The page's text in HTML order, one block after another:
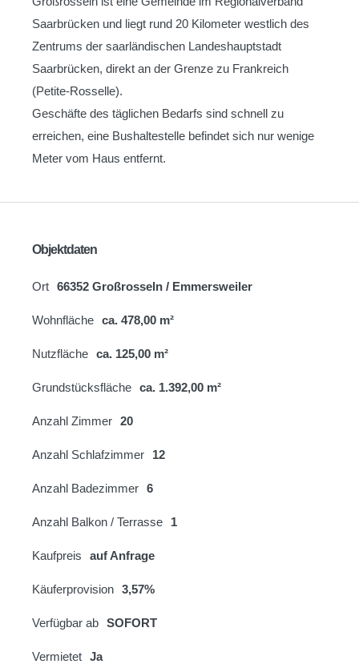
Saarbrücken und liegt rund 20 Kilometer westlich des
Zentrums der saarländischen Landeshauptstadt
Saarbrücken, direkt an der Grenze zu Frankreich
(Petite-Rosselle).
Geschäfte des täglichen Bedarfs sind schnell zu
erreichen, eine Bushaltestelle befindet sich nur wenige
Meter vom Haus entfernt.
Objektdaten
Ort 66352 Großrosseln / Emmersweiler
Wohnfläche ca. 478,00 m²
Nutzfläche ca. 125,00 m²
Grundstücksfläche ca. 1.392,00 m²
Anzahl Zimmer 20
Anzahl Schlafzimmer 12
Anzahl Badezimmer 6
Anzahl Balkon / Terrasse 1
Kaufpreis auf Anfrage
Käuferprovision 3,57%
Verfügbar ab SOFORT
Vermietet Ja